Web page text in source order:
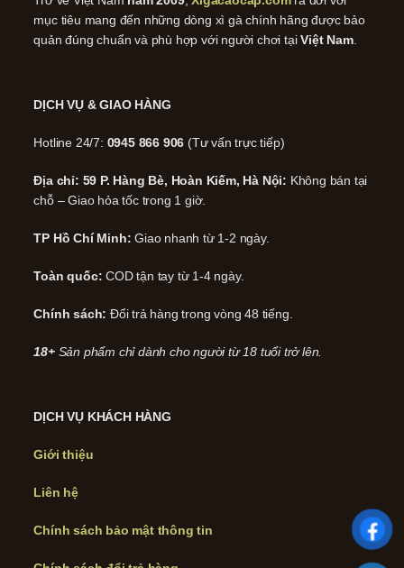
mục tiêu mang đến những dòng xì gà chính hãng được bảo
quản đúng chuẩn và phù hợp với người chơi tạiViệt Nam.
DỊCH VỤ & GIAO HÀNG
Hotline 24/7: 0945 866 906 (Tư vấn trực tiếp)
Địa chỉ: 59 P. Hàng Bè, Hoàn Kiếm, Hà Nội: Không bán tại
chỗ – Giao hỏa tốc trong 1 giờ.
TP Hồ Chí Minh: Giao nhanh từ 1-2 ngày.
Toàn quốc: COD tận tay từ 1-4 ngày.
Chính sách: Đổi trả hàng trong vòng 48 tiếng.
18+ Sản phẩm chỉ dành cho người từ 18 tuổi trở lên.
DỊCH VỤ KHÁCH HÀNG
Giới thiệu
Liên hệ
Chính sách bảo mật thông tin